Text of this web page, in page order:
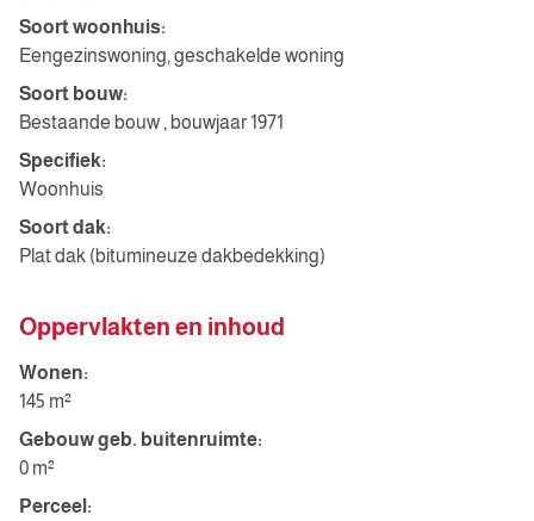
Soort woonhuis:
Eengezinswoning, geschakelde woning
Soort bouw:
Bestaande bouw , bouwjaar 1971
Specifiek:
Woonhuis
Soort dak:
Plat dak (bitumineuze dakbedekking)
Oppervlakten en inhoud
Wonen:
145 m²
Gebouw geb. buitenruimte:
0 m²
Perceel: